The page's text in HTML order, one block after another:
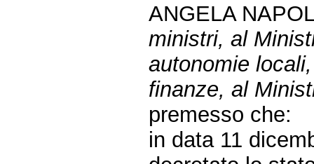
ANGELA
ministri, al
autonomie
finanze, al
premesso che:
in data 11